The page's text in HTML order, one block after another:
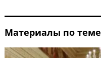
Материалы по теме